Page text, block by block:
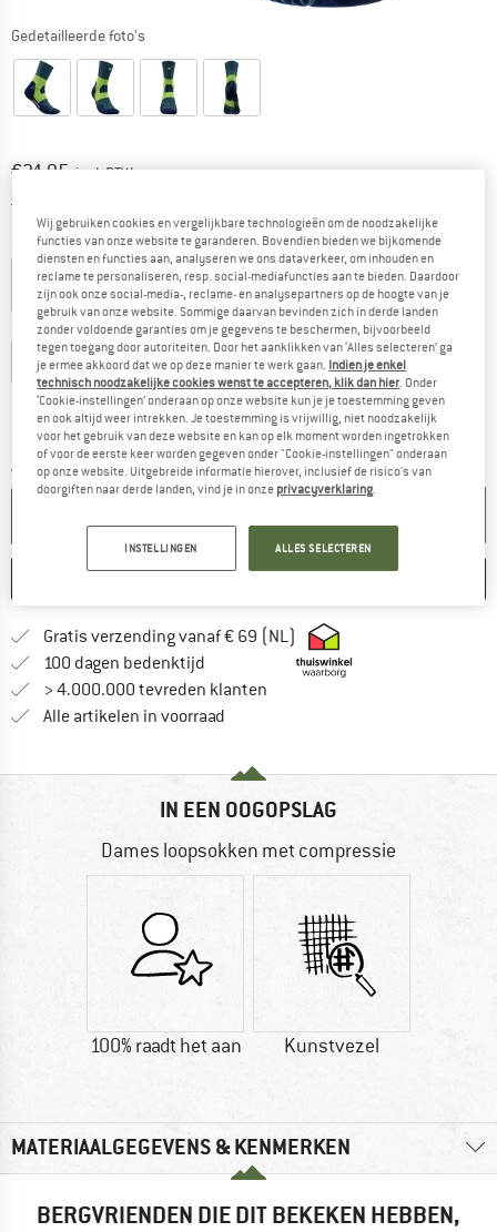
Gedetailleerde foto's
Prijs:
€24,95 incl. BTW
Kleur:Midnight Teal
Kies een maat:
EU35-38 EU39-42 EU43-46
Maattabel
Levertijd: 3-5 werkdagenDe link wordt geopend in een infovak en bevat
Aantal:
Gratis verzending vanaf € 69 (NL) Vind hier de
100 dagen bedenktijd Vind de betalingsinformatie hier!
> 4.000.000 tevreden klanten
Alle artikelen in voorraad
IN EEN OOGOPSLAG
Dames loopsokken met compressie
100% raadt het aan Kunstvezel
MATERIAALGEGEVENS & KENMERKEN
BERGVRIENDEN DIE DIT BEKEKEN HEBBEN,
Wij gebruiken cookies en vergelijkbare technologieën om de noodzakelijke
functies van onze website te garanderen. Bovendien bieden we bijkomende
diensten en functies aan, analyseren we ons dataverkeer, om inhouden en
reclame te personaliseren, resp. social-mediafuncties aan te bieden. Daardoor
zijn ook onze social-media-, reclame- en analysepartners op de hoogte van je
gebruik van onze website. Sommige daarvan bevinden zich in derde landen
zonder voldoende garanties om je gegevens te beschermen, bijvoorbeeld
tegen toegang door autoriteiten. Door het aanklikken van ‘Alles selecteren’ ga
je ermee akkoord dat we op deze manier te werk gaan. Indien je enkel
technisch noodzakelijke cookies wenst te accepteren, klik dan hier. Onder
‘Cookie-instellingen’ onderaan op onze website kun je je toestemming geven
en ook altijd weer intrekken. Je toestemming is vrijwillig, niet noodzakelijk
voor het gebruik van deze website en kan op elk moment worden ingetrokken
of voor de eerste keer worden gegeven onder "Cookie-instellingen" onderaan
op onze website. Uitgebreide informatie hierover, inclusief de risico's van
doorgiften naar derde landen, vind je in onze privacyverklaring.
INSTELLINGEN ALLES SELECTEREN